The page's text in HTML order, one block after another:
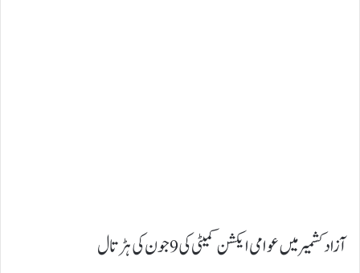
آزاد کشمیر میں عوامی ایکشن کمیٹی کی 9جون کی ہڑتال